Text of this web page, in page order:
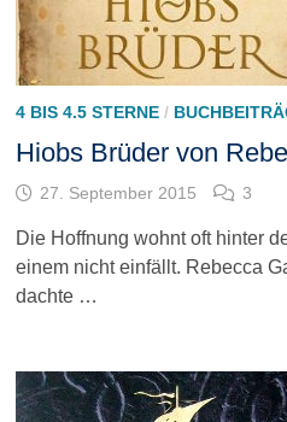
4 BIS 4.5 STERNE/
Hiobs Brüder von
27. September 2015 3
Die Hoffnung wohnt oft hinter
einem nicht einfällt. Rebecca
dachte …